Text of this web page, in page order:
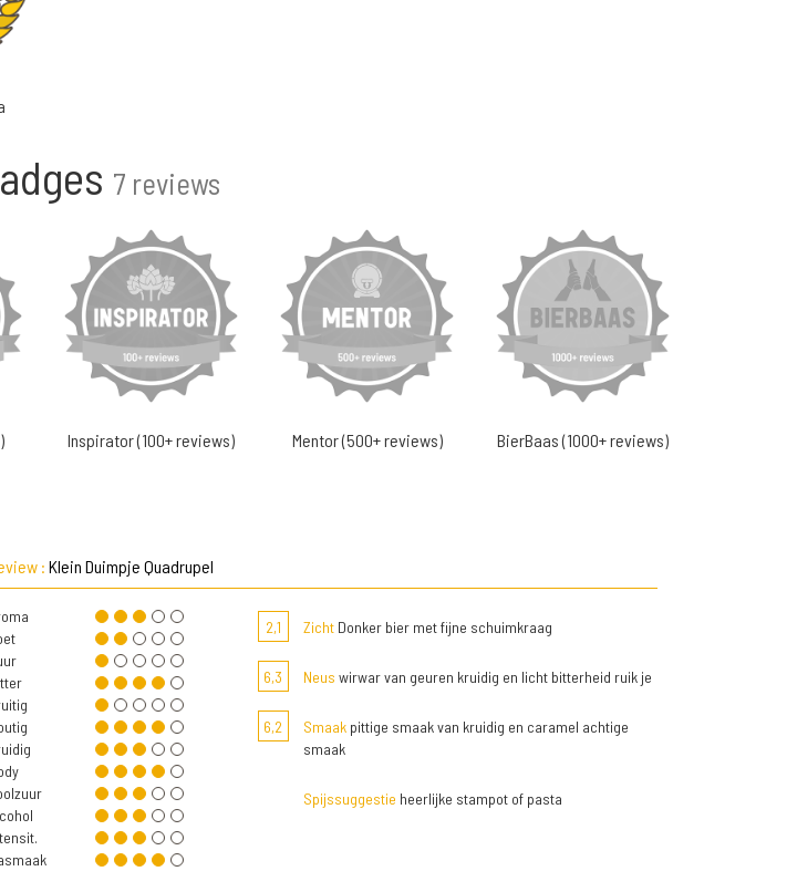
7 reviews
Inspirator (100+ reviews) Mentor (500+ reviews) BierBaas (1000+ reviews)
: Klein Duimpje Quadrupel
2,1 ZichtDonker bier met fijne schuimkraag
6,3 Neus wirwar van geuren kruidig en licht bitterheid ruik je
6,2 Smaakpittige smaak van kruidig en caramel achtige
smaak
Spijssuggestie heerlijke stampot of pasta